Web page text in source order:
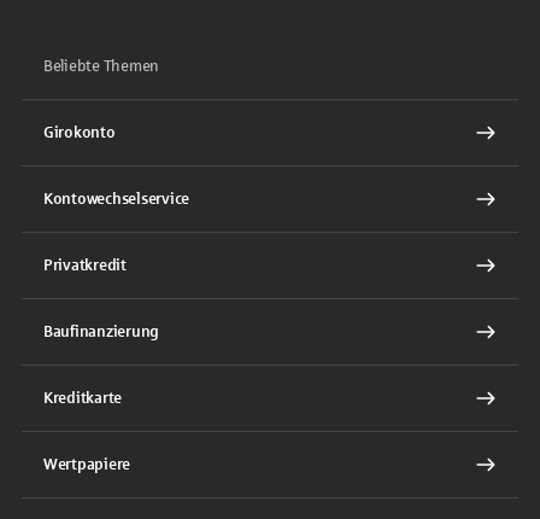
Beliebte Themen
Girokonto
Kontowechselservice
Privatkredit
Baufinanzierung
Kreditkarte
Wertpapiere